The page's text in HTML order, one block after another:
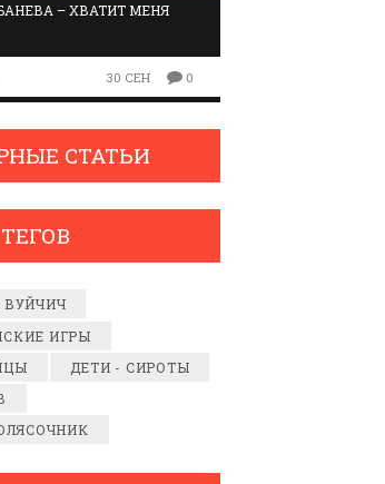
– ХВАТИТ МЕНЯ
30 СЕН 0
СТАТЬИ
ВУЙЧИЧ
ИГРЫ
ДЕТИ - СИРОТЫ